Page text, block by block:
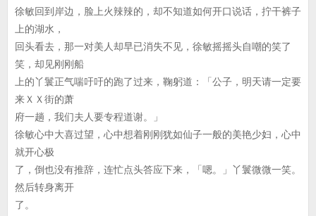
徐敏回到岸边，脸上火辣辣的，却不知道如何开口说话，拧干裤子
上的湖水，
回头看去，那一对美人却早已消失不见，徐敏摇摇头自嘲的笑了
笑，却见刚刚船
上的丫鬟正气喘吁吁的跑了过来，鞠躬道：「公子，明天请一定要
来ＸＸ街的萧
府一趟，我们夫人要专程道谢。」
徐敏心中大喜过望，心中想着刚刚犹如仙子一般的美艳少妇，心中
就开心极
了，倒也没有推辞，连忙点头答应下来，「嗯。」丫鬟微微一笑。
然后转身离开
了。